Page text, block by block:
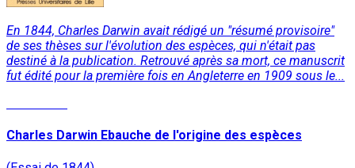
En 1844, Charles Darwin avait rédigé un "résumé provisoire"
de ses thèses sur l'évolution des espèces, qui n'était pas
destiné à la publication. Retrouvé après sa mort, ce manuscrit
fut édité pour la première fois en Angleterre en 1909 sous le...
Charles Darwin Ebauche de l'origine des espèces